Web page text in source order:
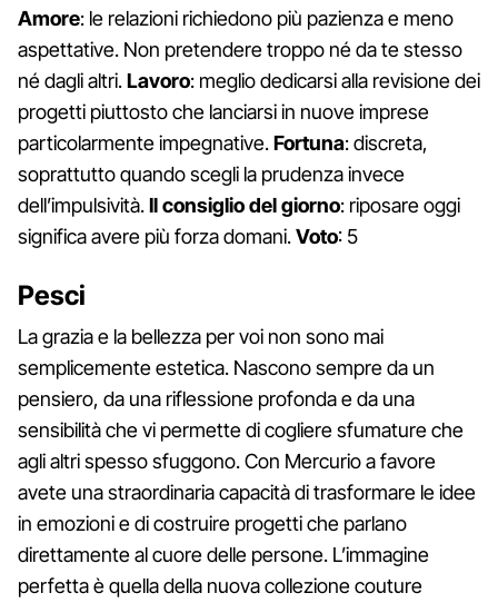
Amore: le relazioni richiedono più pazienza e meno
aspettative. Non pretendere troppo né da te stesso
né dagli altri.Lavoro: meglio dedicarsi alla revisione dei
progetti piuttosto che lanciarsi in nuove imprese
particolarmente impegnative.Fortuna: discreta,
soprattutto quando scegli la prudenza invece
dell’impulsività.Il consiglio del giorno: riposare oggi
significa avere più forza domani.Voto: 5
Pesci
La grazia e la bellezza per voi non sono mai
semplicemente estetica. Nascono sempre da un
pensiero, da una riflessione profonda e da una
sensibilità che vi permette di cogliere sfumature che
agli altri spesso sfuggono. Con Mercurio a favore
avete una straordinaria capacità di trasformare le idee
in emozioni e di costruire progetti che parlano
direttamente al cuore delle persone. L’immagine
perfetta è quella della nuova collezione couture